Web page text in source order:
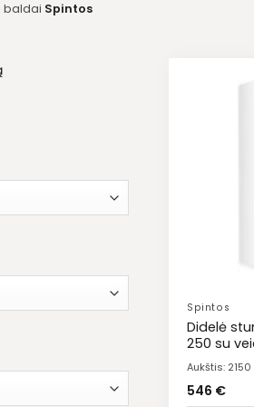
Prieškambario
baldai Spintos
Spintos
Didelė
250 su
Aukštis:
546 €